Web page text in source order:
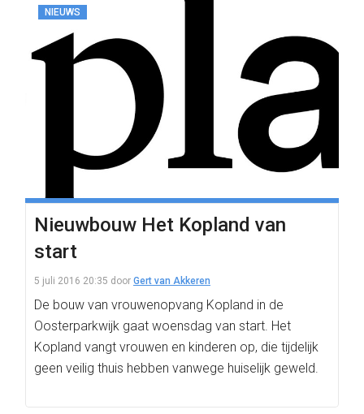
NIEUWS
Nieuwbouw Het Kopland van
start
5 juli 2016 20:35 door Gert van Akkeren
De bouw van vrouwenopvang Kopland in de
Oosterparkwijk gaat woensdag van start. Het
Kopland vangt vrouwen en kinderen op, die tijdelijk
geen veilig thuis hebben vanwege huiselijk geweld.